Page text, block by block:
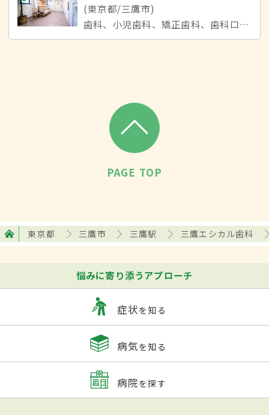
(東京都/三鷹市)
歯科、小児歯科、矯正歯科、歯科口腔外科
PAGE TOP
東京都 三鷹市 三鷹駅 三鷹エシカル歯科
悩みに寄り添うアプローチ
症状を知る
病気を知る
病院を探す